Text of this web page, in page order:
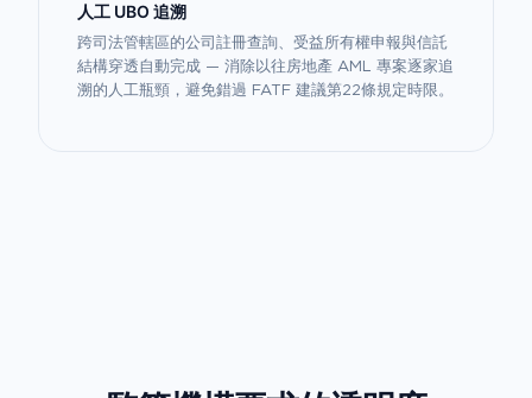
人工 UBO 追溯
跨司法管轄區的公司註冊查詢、受益所有權申報與信託
結構穿透自動完成 — 消除以往房地產 AML 專案逐家追
溯的人工瓶頸，避免錯過 FATF 建議第22條規定時限。